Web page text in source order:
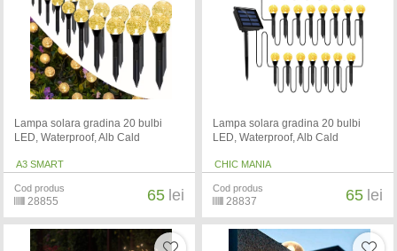
Lampa solara gradina 20 bulbi
LED, Waterproof, Alb Cald
A3 SMART
Cod produs
28855 65 lei
Lampa solara gradina 20 bulbi
LED, Waterproof, Alb Cald
CHIC MANIA
Cod produs
28837 65 lei